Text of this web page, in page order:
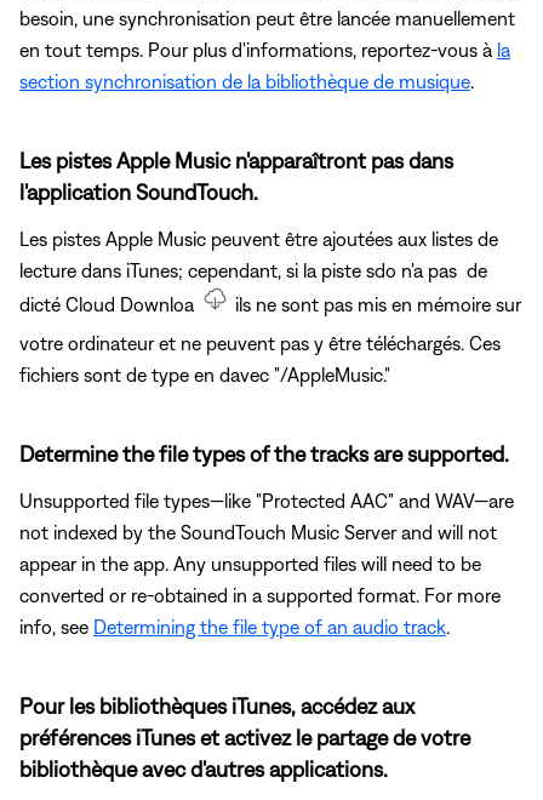
besoin, une synchronisation peut être lancée manuellement
en tout temps. Pour plus d'informations, reportez-vous à la
section synchronisation de la bibliothèque de musique
Les pistes Apple Music n'apparaîtront pas dans
l'application SoundTouch.
Les pistes Apple Music peuvent être ajoutées aux listes de
lecture dans iTunes; cependant, si la piste sdo n'a pas de
dicté Cloud Downloa
ils ne sont pas mis en mémoire sur
votre ordinateur et ne peuvent pas y être téléchargés. Ces
fichiers sont de type en davec "/AppleMusic."
Determine the file types of the tracks are supported.
Unsupported file types—like "Protected AAC" and WAV—are
not indexed by the SoundTouch Music Server and will not
appear in the app. Any unsupported files will need to be
converted or re-obtained in a supported format. For more
info, see Determining the file type of an audio track
Pour les bibliothèques iTunes, accédez aux
préférences iTunes et activez le partage de votre
bibliothèque avec d'autres applications.